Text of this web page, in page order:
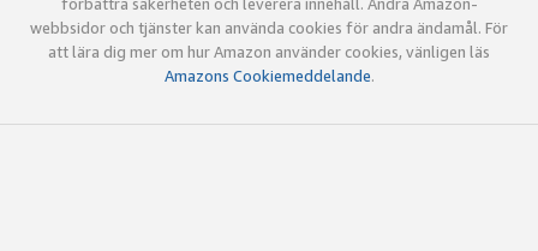
förbättra säkerheten och leverera innehåll. Andra Amazon-
webbsidor och tjänster kan använda cookies för andra ändamål. För
att lära dig mer om hur Amazon använder cookies, vänligen läs
Amazons Cookiemeddelande.